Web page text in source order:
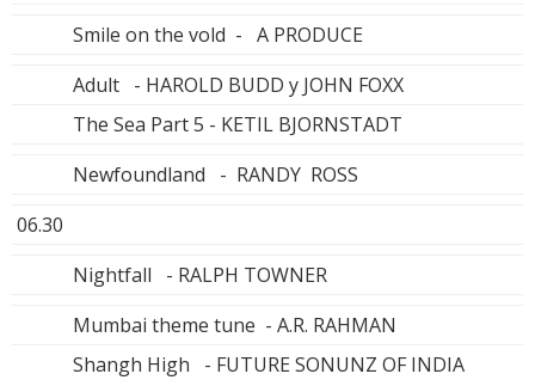
Smile on the vold - A PRODUCE
Adult - HAROLD BUDD y JOHN FOXX
The Sea Part 5 - KETIL BJORNSTADT
Newfoundland - RANDY ROSS
06.30
Nightfall - RALPH TOWNER
Mumbai theme tune - A.R. RAHMAN
Shangh High - FUTURE SONUNZ OF INDIA